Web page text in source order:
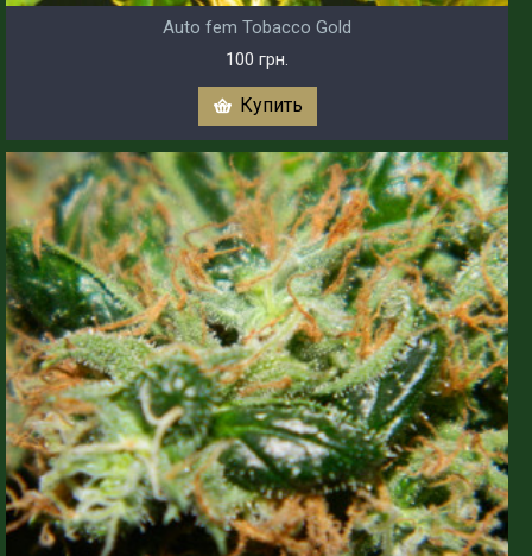
Auto fem Tobacco Gold
100 грн.
Купить